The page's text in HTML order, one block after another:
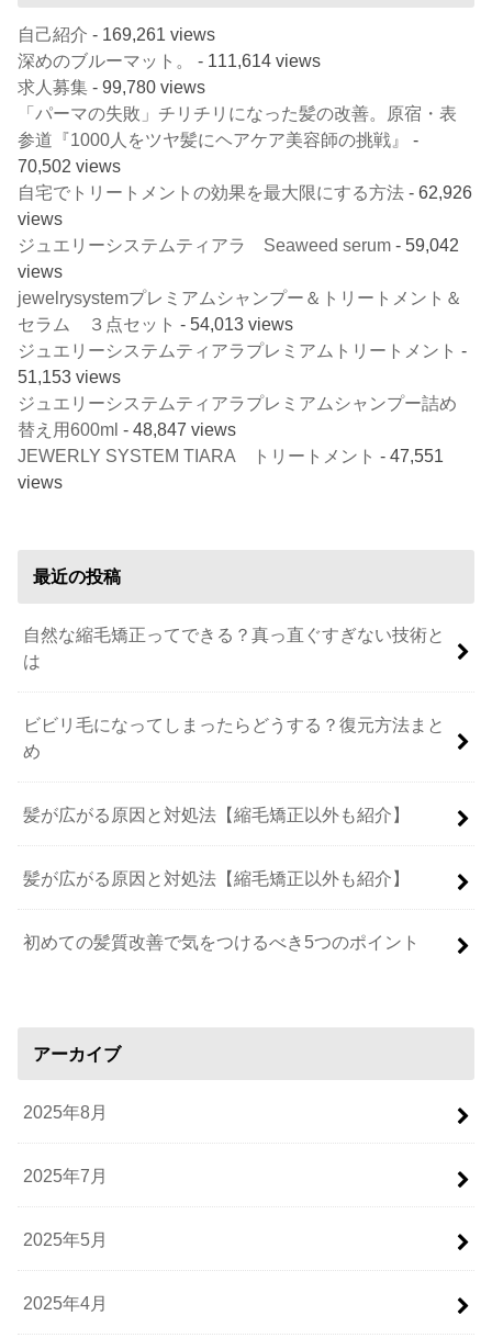
自己紹介 - 169,261 views
深めのブルーマット。
- 111,614 views
求人募集 - 99,780 views
「パーマの失敗」チリチリになった髪の改善。原宿・表
参道『1000人をツヤ髪にヘアケア美容師の挑戦』
-
70,502 views
自宅でトリートメントの効果を最大限にする方法 - 62,926
views
ジュエリーシステムティアラ Seaweed serum - 59,042
views
jewelrysystemプレミアムシャンプー＆トリートメント＆
セラム ３点セット - 54,013 views
ジュエリーシステムティアラプレミアムトリートメント -
51,153 views
ジュエリーシステムティアラプレミアムシャンプー詰め
替え用600ml - 48,847 views
JEWERLY SYSTEM TIARA トリートメント - 47,551
views
最近の投稿
自然な縮毛矯正ってできる？真っ直ぐすぎない技術と
は
ビビリ毛になってしまったらどうする？復元方法まと
め
髪が広がる原因と対処法【縮毛矯正以外も紹介】
髪が広がる原因と対処法【縮毛矯正以外も紹介】
初めての髪質改善で気をつけるべき5つのポイント
アーカイブ
2025年8月
2025年7月
2025年5月
2025年4月